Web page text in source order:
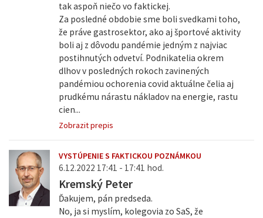
tak aspoň niečo vo faktickej.
Za posledné obdobie sme boli svedkami toho,
že práve gastrosektor, ako aj športové aktivity
boli aj z dôvodu pandémie jedným z najviac
postihnutých odvetví. Podnikatelia okrem
dlhov v posledných rokoch zavinených
pandémiou ochorenia covid aktuálne čelia aj
prudkému nárastu nákladov na energie, rastu
cien...
Zobrazit prepis
VYSTÚPENIE S FAKTICKOU POZNÁMKOU
6.12.2022 17:41 - 17:41 hod.
Kremský Peter
Ďakujem, pán predseda.
No, ja si myslím, kolegovia zo SaS, že